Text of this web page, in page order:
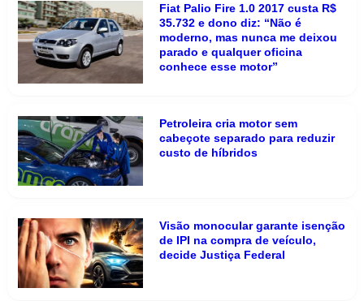
Fiat Palio Fire 1.0 2017 custa R$
35.732 e dono diz: “Não é
moderno, mas nunca me deixou
parado e qualquer oficina
conhece esse motor”
Petroleira cria motor sem
cabeçote separado para reduzir
custo de híbridos
Visão monocular garante isenção
de IPI na compra de veículo,
decide Justiça Federal